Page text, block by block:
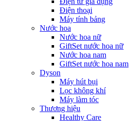
Điện thoại
Máy tính bảng
Nước hoa
Nước hoa nữ
GiftSet nước hoa nữ
Nước hoa nam
GiftSet nước hoa nam
Dyson
Máy hút bụi
Lọc không khí
Máy làm tóc
Thương hiệu
Healthy Care